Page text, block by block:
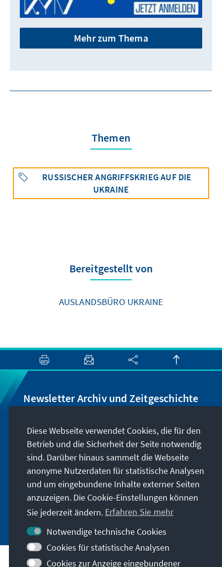
Mehr zum Thema
Themen
RUSSISCHER ANGRIFFSKRIEG AUF DIE
UKRAINE
Bereitgestellt von
AUSLANDSBÜRO UKRAINE
Newsletter Archiv und Zeitgeschichte
Wir informieren Sie über Neuigkeiten rund um
unser Archiv, geben Hinweise zu unseren
zeithistorisch-politischen Veranstaltungen und
machen Sie auf neu erschienene Publikationen
und Formate aufmerksam. Der Newsletter
erscheint vier- bis fünfmal im Jahr.
Jetzt abonnieren
Diese Webseite verwendet Cookies, die für den
Betrieb und die Sicherheit der Seite notwendig
sind. Darüber hinaus sammelt die Webseite
anonyme Nutzerdaten für statistische Analysen
und um eingebundene Inhalte externer Seiten
anzuzeigen. Die Cookie-Einstellungen können
Sie jederzeit ändern. Erfahren Sie mehr
Notwendige technische Cookies
Cookies für statistische Analysen
Cookies zur Anzeige eingebundener